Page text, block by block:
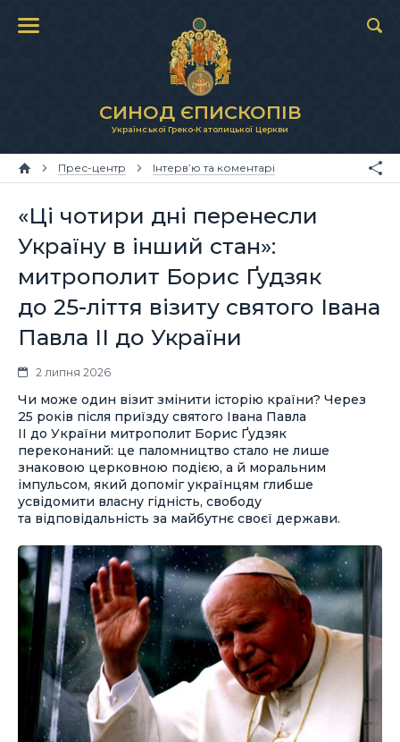
СИНОД ЄПИСКОПІВ
Української Греко-Католицької Церкви
Прес-центр Інтерв’ю та коментарі
«Ці чотири дні перенесли
Україну в інший стан»:
митрополит Борис Ґудзяк
до 25-ліття візиту святого Івана
Павла ІІ до України
2 липня 2026
Чи може один візит змінити історію країни? Через
25 років після приїзду святого Івана Павла
ІІ до України митрополит Борис Ґудзяк
переконаний: це паломництво стало не лише
знаковою церковною подією, а й моральним
імпульсом, який допоміг українцям глибше
усвідомити власну гідність, свободу
та відповідальність за майбутнє своєї держави.